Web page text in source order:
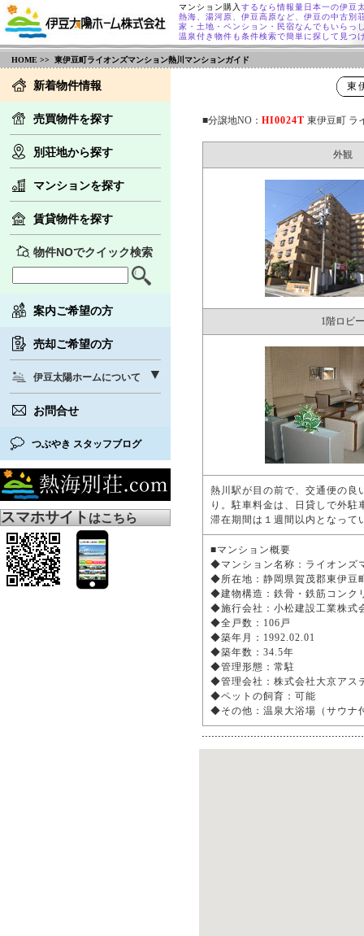
マンション購入 するなら情報量日本一の伊豆
熱海、湯河原、伊豆高原など、伊豆の中古別
家・土地・ペンション・民宿なんでもいらっ
温泉付き物件も条件検索で簡単に探して見つ
HOME >> 東伊豆町ライオンズマンション熱川マンションガイド
新着物件情報
売買物件を探す
別荘地から探す
マンションを探す
賃貸物件を探す
物件NOでクイック検索
案内ご希望の方
売却ご希望の方
伊豆太陽ホームについて
お問合せ
つぶやき スタッフブログ
スマホサイトはこちら
東
■分譲地NO： HI0024T 東伊豆町 ラ
外観
1階ロビー
熱川駅が目の前で、交通便の良
り。駐車料金は、日貸しで外
滞在期間は１週間以内となって
■マンション概要
◆マンション名称：ライオン
◆所在地：静岡県賀茂郡東伊
◆建物構造：鉄骨・鉄筋コン
◆施行会社：小松建設工業株
◆全戸数：106戸
◆築年月：1992.02.01
◆築年数：34.5年
◆管理形態：常駐
◆管理会社：株式会社大京ア
◆ペットの飼育：可能
◆その他：温泉大浴場（サウ